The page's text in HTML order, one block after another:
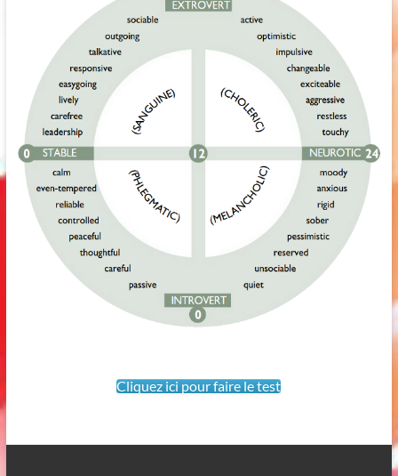
Cliquez ici pour faire le test